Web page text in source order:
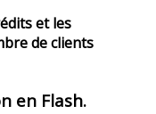
et les
de clients
en Flash.